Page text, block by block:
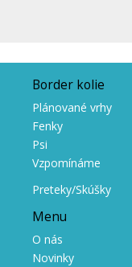
Border kolie
Plánované vrhy
Fenky
Psi
Vzpomínáme
Preteky/Skúšky
Menu
O nás
Novinky